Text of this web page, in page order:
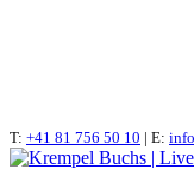
T: +41 81 756 50 10 | E:
IMG_1564